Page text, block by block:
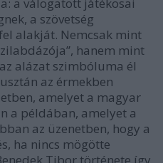
a válogatott játékosai
a szövetség
alakját. Nemcsak mint
hanem mint
alázat szimbóluma él
az érmekben
amelyet a magyar
a példában, amelyet a
az üzenetben, hogy a
ha nincs mögötte